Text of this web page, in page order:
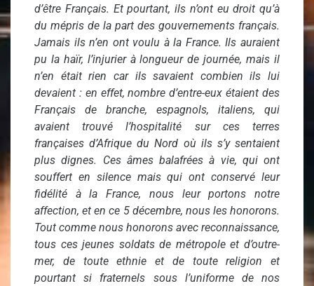
d’être Français. Et pourtant, ils n’ont eu droit qu’à
du mépris de la part des gouvernements français.
Jamais ils n’en ont voulu à la France. Ils auraient
pu la haïr, l’injurier à longueur de journée, mais il
n’en était rien car ils savaient combien ils lui
devaient : en effet, nombre d’entre-eux étaient des
Français de branche, espagnols, italiens, qui
avaient trouvé l’hospitalité sur ces terres
françaises d’Afrique du Nord où ils s’y sentaient
plus dignes. Ces âmes balafrées à vie, qui ont
souffert en silence mais qui ont conservé leur
fidélité à la France, nous leur portons notre
affection, et en ce 5 décembre, nous les honorons.
Tout comme nous honorons avec reconnaissance,
tous ces jeunes soldats de métropole et d’outre-
mer, de toute ethnie et de toute religion et
pourtant si fraternels sous l’uniforme de nos